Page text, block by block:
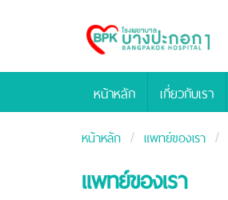
Bangpakok
Hospital
หน้าหลัก เกี่ยวกับเรา
หน้าหลัก แพทย์ของเรา
แพทย์ของเรา